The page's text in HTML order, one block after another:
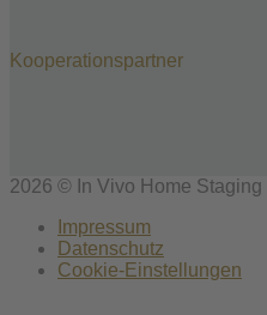
Kooperationspartner
2026 © In Vivo Home Staging
Impressum
Datenschutz
Cookie-Einstellungen